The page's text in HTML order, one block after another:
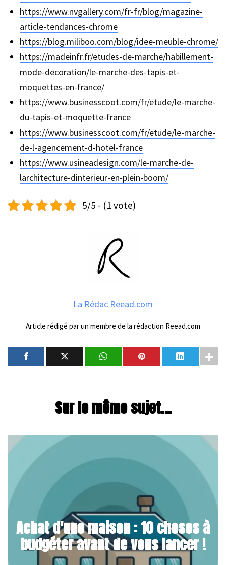
https://www.nvgallery.com/fr-fr/blog/magazine-
article-tendances-chrome
https://blog.miliboo.com/blog/idee-meuble-chrome/
https://madeinfr.fr/etudes-de-marche/habillement-
mode-decoration/le-marche-des-tapis-et-
moquettes-en-france/
https://www.businesscoot.com/fr/etude/le-marche-
du-tapis-et-moquette-france
https://www.businesscoot.com/fr/etude/le-marche-
de-l-agencement-d-hotel-france
https://www.usineadesign.com/le-marche-de-
larchitecture-dinterieur-en-plein-boom/
5/5 - (1 vote)
La Rédac Reead.com
Article rédigé par un membre de la rédaction Reead.com
Sur le même sujet...
Achat d'une maison : 10 choses à
budgéter avant de vous lancer !